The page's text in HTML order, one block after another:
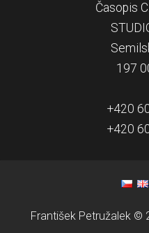
Časopis
197
+420
+420
František Petružalek ©